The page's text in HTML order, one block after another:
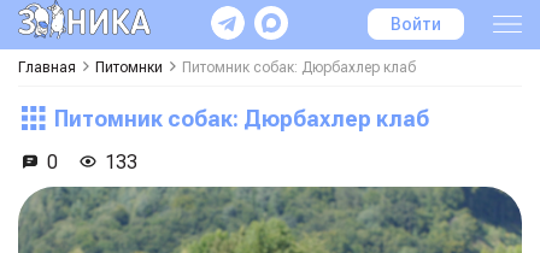
Войти
Главная Питомнки Питомник собак: Дюрбахлер клаб
Питомник собак: Дюрбахлер клаб
0 133